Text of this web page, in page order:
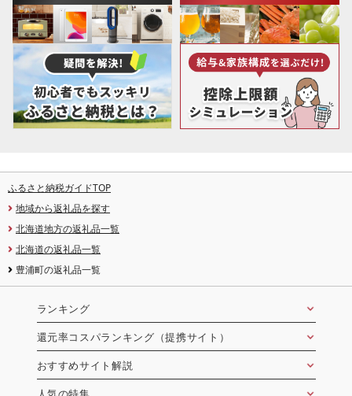
ふるさと納税ガイドTOP
地域から返礼品を探す
北海道地方の返礼品一覧
北海道の返礼品一覧
豊浦町の返礼品一覧
ランキング
還元率コスパランキング（提携サイト）
おすすめサイト解説